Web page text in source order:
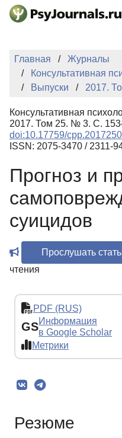
Перейти к основному
Регистрация
Главная
Журналы
Консультативная
Выпуски
2017.
Консультативная
2017. Том 25. № 3. С.
doi:10.17759/
ISSN: 2075-3470 / 2311-
Прогноз и
суицидов
Прослушать
чтения
PDF (RUS)
GSИнформация
в Google Scholar
Метрики
Резюме